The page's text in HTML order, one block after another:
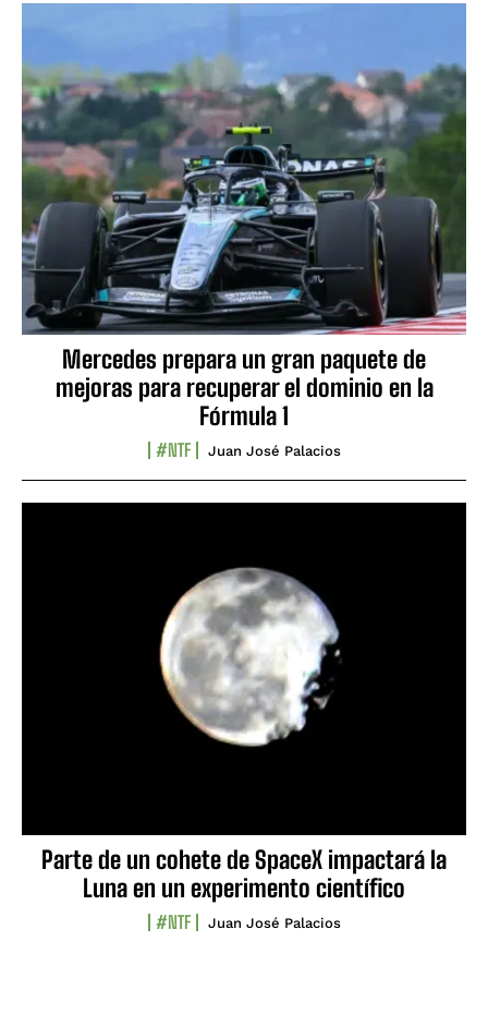
Mercedes prepara un gran paquete de
mejoras para recuperar el dominio en la
Fórmula 1
#NTF Juan José Palacios
Parte de un cohete de SpaceX impactará la
Luna en un experimento científico
#NTF Juan José Palacios